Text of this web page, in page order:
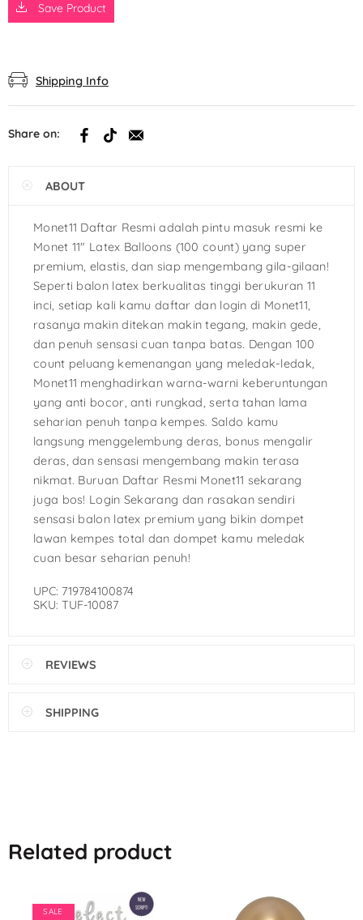
Save Product
Shipping Info
Share on:
ABOUT
Monet11 Daftar Resmi adalah pintu masuk resmi ke
Monet 11″ Latex Balloons (100 count) yang super
premium, elastis, dan siap mengembang gila-gilaan!
Seperti balon latex berkualitas tinggi berukuran 11
inci, setiap kali kamu daftar dan login di Monet11,
rasanya makin ditekan makin tegang, makin gede,
dan penuh sensasi cuan tanpa batas. Dengan 100
count peluang kemenangan yang meledak-ledak,
Monet11 menghadirkan warna-warni keberuntungan
yang anti bocor, anti rungkad, serta tahan lama
seharian penuh tanpa kempes. Saldo kamu
langsung menggelembung deras, bonus mengalir
deras, dan sensasi mengembang makin terasa
nikmat. Buruan Daftar Resmi Monet11 sekarang
juga bos! Login Sekarang dan rasakan sendiri
sensasi balon latex premium yang bikin dompet
lawan kempes total dan dompet kamu meledak
cuan besar seharian penuh!
UPC: 719784100874
SKU: TUF-10087
REVIEWS
SHIPPING
Related product
SALE